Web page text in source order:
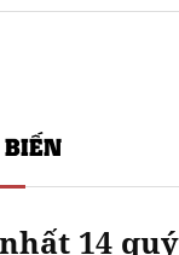
BIẾN
14 quý